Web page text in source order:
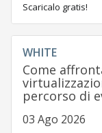
Scaricalo gratis!
WHITE
Come
percorso di
03 Ago 2026